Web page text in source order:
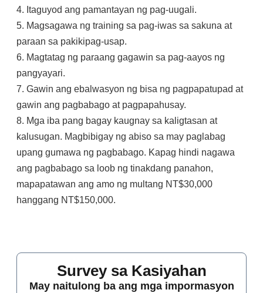
4. Itaguyod ang pamantayan ng pag-uugali.
5. Magsagawa ng training sa pag-iwas sa sakuna at
paraan sa pakikipag-usap.
6. Magtatag ng paraang gagawin sa pag-aayos ng
pangyayari.
7. Gawin ang ebalwasyon ng bisa ng pagpapatupad at
gawin ang pagbabago at pagpapahusay.
8. Mga iba pang bagay kaugnay sa kaligtasan at
kalusugan. Magbibigay ng abiso sa may paglabag
upang gumawa ng pagbabago. Kapag hindi nagawa
ang pagbabago sa loob ng tinakdang panahon,
mapapatawan ang amo ng multang NT$30,000
hanggang NT$150,000.
Survey sa Kasiyahan
May naitulong ba ang mga impormasyon